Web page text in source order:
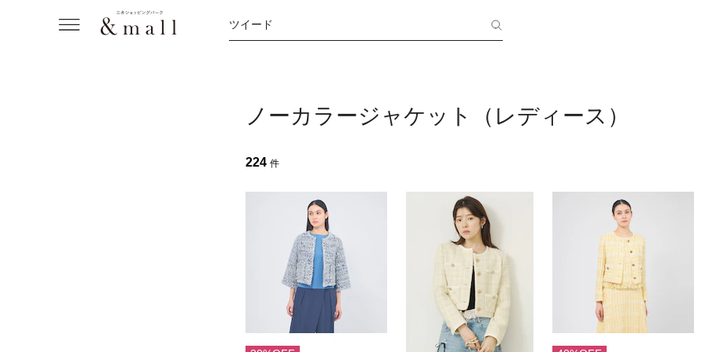
ツイード
ノーカラージャケット（レディース）
224 件